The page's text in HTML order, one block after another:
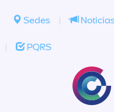
Sedes |
| PQRS